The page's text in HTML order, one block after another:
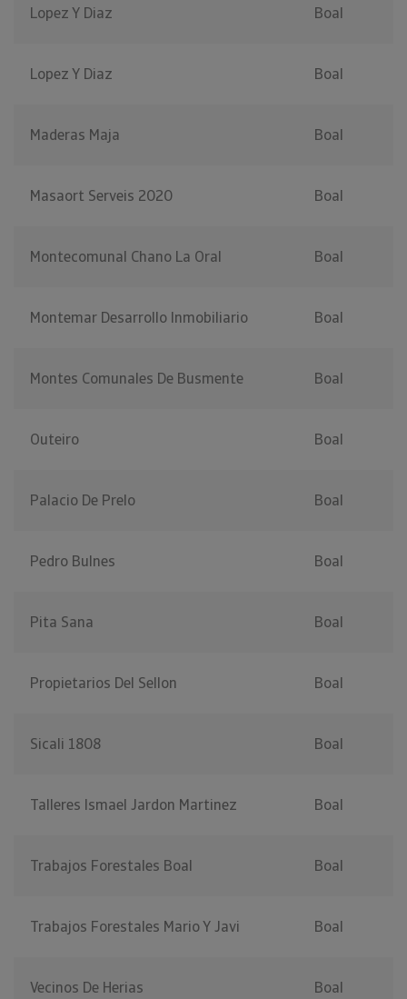
Lopez Y Diaz Boal
Lopez Y Diaz Boal
Maderas Maja Boal
Masaort Serveis 2020 Boal
Montecomunal Chano La Oral Boal
Montemar Desarrollo Inmobiliario Boal
Montes Comunales De Busmente Boal
Outeiro Boal
Palacio De Prelo Boal
Pedro Bulnes Boal
Pita Sana Boal
Propietarios Del Sellon Boal
Sicali 1808 Boal
Talleres Ismael Jardon Martinez Boal
Trabajos Forestales Boal Boal
Trabajos Forestales Mario Y Javi Boal
Vecinos De Herias Boal